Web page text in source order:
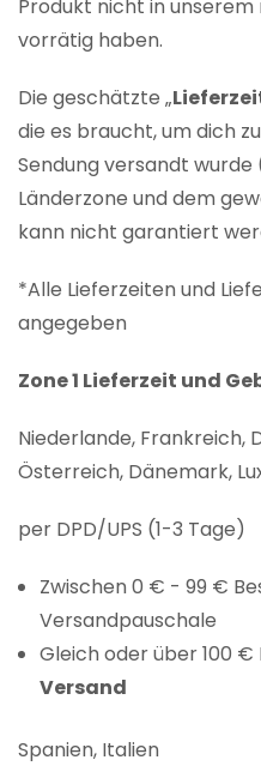
Produkt nicht in
vorrätig haben.
Die geschätzte „
die es braucht, um dich
Sendung versandt
Länderzone und dem
kann nicht garantiert
*Alle Lieferzeiten und
angegeben
Zone 1 Lieferzeit und
Niederlande, Frankreich,
Österreich, Dänemark,
per DPD/UPS (1-3 Tage)
Zwischen 0 € - 99 €
Versandpauschale
Gleich oder über 100
Versand
Spanien, Italien